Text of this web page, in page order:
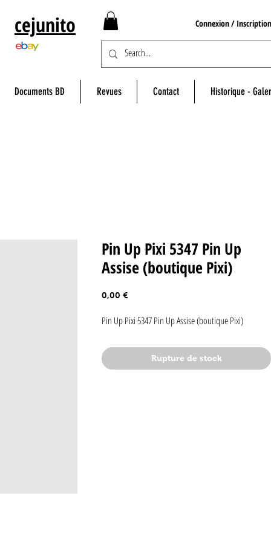
cejunito Connexion / Inscription
Documents BD Revues Contact Historique -
Pin Up Pixi 5347 Pin Up
Assise (boutique Pixi)
0,00 €
Pin Up Pixi 5347 Pin Up Assise (boutique Pixi)
Rupture de stock